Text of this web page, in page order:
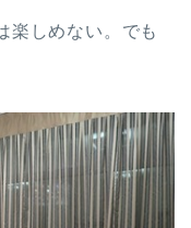
楽しめない。でも